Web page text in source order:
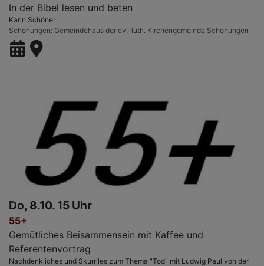
In der Bibel lesen und beten
Karin Schöner
Schonungen Gemeindehaus der ev.-luth. Kirchengemeinde Schonungen
Do, 8.10. 15 Uhr
55+
Gemütliches Beisammensein mit Kaffee und
Referentenvortrag
Nachdenkliches und Skurriles zum Thema "Tod" mit Ludwig Paul von der